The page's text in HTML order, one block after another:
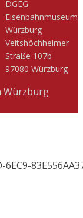
DGEG
Eisenbahnmuseum
Würzburg
Veitshöchheimer
Straße 107b
97080 Würzburg
Würzburg